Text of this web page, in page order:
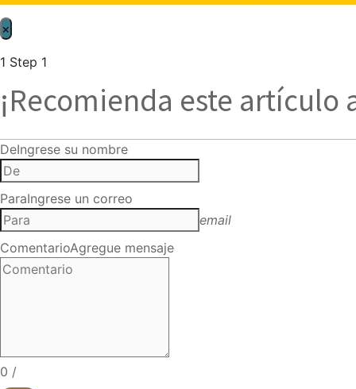
×
1 Step 1
¡Recomienda este artículo
DeIngrese su nombre
ParaIngrese un correo
email
ComentarioAgregue mensaje
0 /